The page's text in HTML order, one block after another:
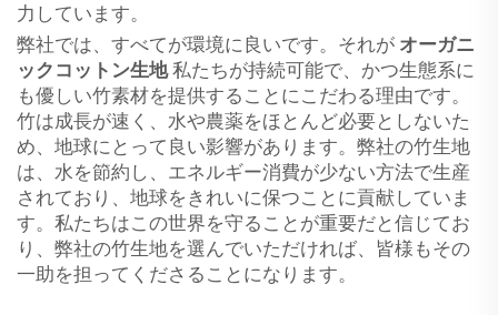
力しています。
弊社では、すべてが環境に良いです。それが オーガニ
ックコットン生地私たちが持続可能で、かつ生態系に
も優しい竹素材を提供することにこだわる理由です。
竹は成長が速く、水や農薬をほとんど必要としないた
め、地球にとって良い影響があります。弊社の竹生地
は、水を節約し、エネルギー消費が少ない方法で生産
されており、地球をきれいに保つことに貢献していま
す。私たちはこの世界を守ることが重要だと信じてお
り、弊社の竹生地を選んでいただければ、皆様もその
一助を担ってくださることになります。